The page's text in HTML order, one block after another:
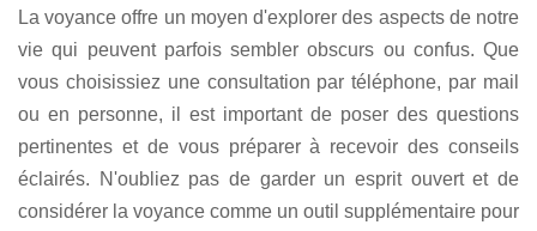
La voyance offre un moyen d'explorer des aspects de notre
vie qui peuvent parfois sembler obscurs ou confus. Que
vous choisissiez une consultation par téléphone, par mail
ou en personne, il est important de poser des questions
pertinentes et de vous préparer à recevoir des conseils
éclairés. N'oubliez pas de garder un esprit ouvert et de
considérer la voyance comme un outil supplémentaire pour